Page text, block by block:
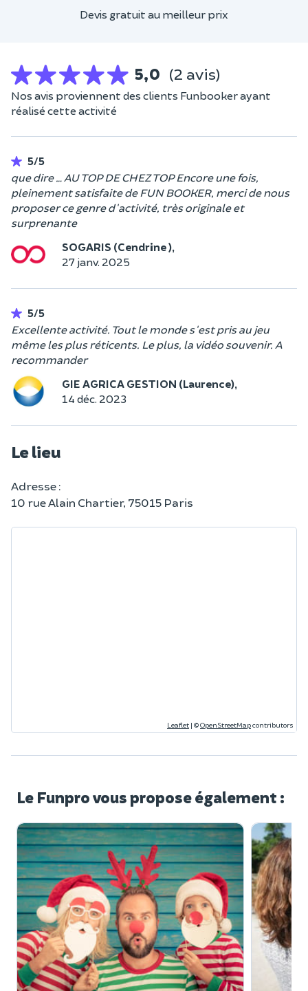
Devis gratuit au meilleur prix
5,0 (2 avis)
Nos avis proviennent des clients Funbooker ayant
réalisé cette activité
5/5
que dire … AU TOP DE CHEZ TOP Encore une fois,
pleinement satisfaite de FUN BOOKER, merci de nous
proposer ce genre d'activité, très originale et
surprenante
SOGARIS (Cendrine ),
27 janv. 2025
5/5
Excellente activité. Tout le monde s'est pris au jeu
même les plus réticents. Le plus, la vidéo souvenir. A
recommander
GIE AGRICA GESTION (Laurence),
14 déc. 2023
Le lieu
Adresse :
10 rue Alain Chartier, 75015 Paris
Leaflet | ©OpenStreetMapcontributors
Le Funpro vous propose également :